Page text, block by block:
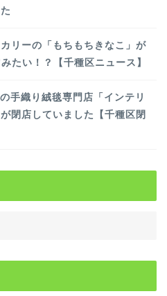
リーの「もちもちきなこ」が
たい！？【千種区ニュース】
手織り絨毯専門店「インテリ
閉店していました【千種区閉